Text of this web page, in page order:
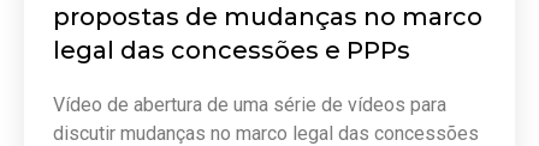
propostas de mudanças no marco
legal das concessões e PPPs
Vídeo de abertura de uma série de vídeos para
discutir mudanças no marco legal das concessões